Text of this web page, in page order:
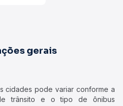
gerais
cidades pode variar conforme a
trânsito e o tipo de ônibus